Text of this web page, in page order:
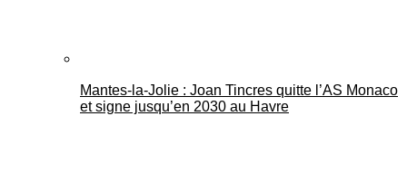
Mantes-la-Jolie : Joan Tincres quitte l’AS Monaco
et signe jusqu’en 2030 au Havre